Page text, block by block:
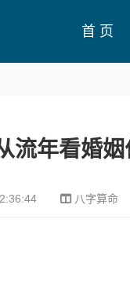
首 页
流年看婚姻
八字算命